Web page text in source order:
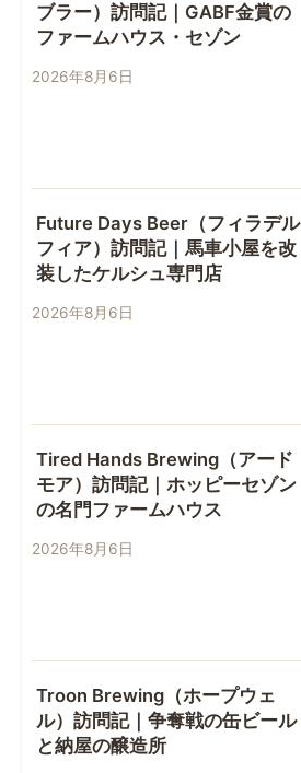
ブラー）訪問記｜GABF金賞の
ファームハウス・セゾン
2026年8月6日
Future Days Beer（フィラデル
フィア）訪問記｜馬車小屋を改
装したケルシュ専門店
2026年8月6日
Tired Hands Brewing（アード
モア）訪問記｜ホッピーセゾン
の名門ファームハウス
2026年8月6日
Troon Brewing（ホープウェ
ル）訪問記｜争奪戦の缶ビール
と納屋の醸造所